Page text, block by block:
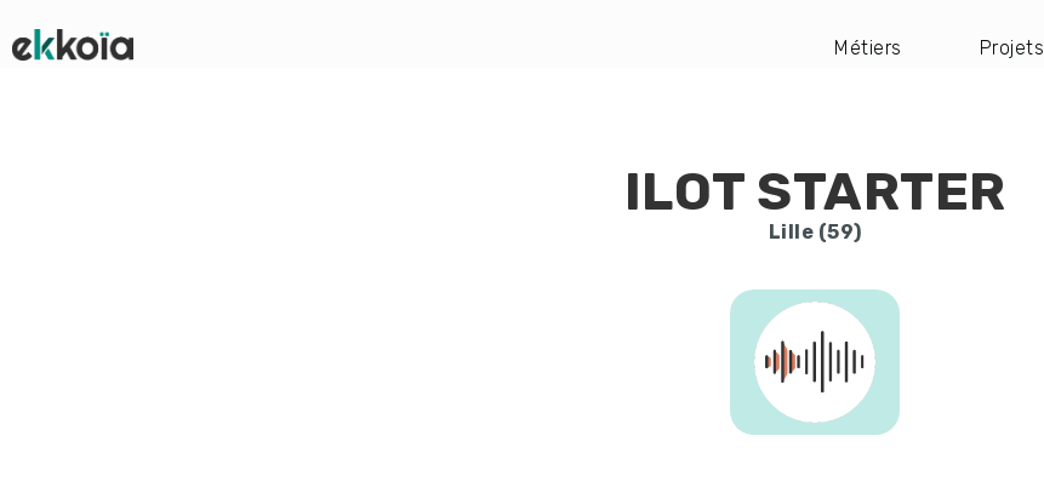
Navigation
Métiers Projets
ILOT STARTER
Lille (59)